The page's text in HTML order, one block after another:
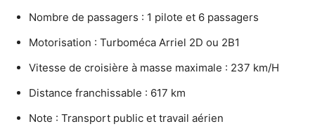
Nombre de passagers : 1 pilote et 6 passagers
Motorisation : Turboméca Arriel 2D ou 2B1
Vitesse de croisière à masse maximale : 237 km/H
Distance franchissable : 617 km
Note : Transport public et travail aérien